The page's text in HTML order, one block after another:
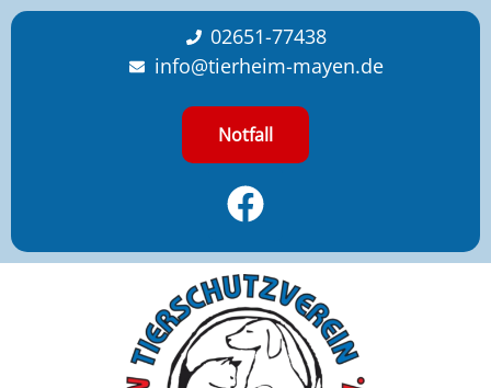
content
02651-77438
info@tierheim-mayen.de
Notfall